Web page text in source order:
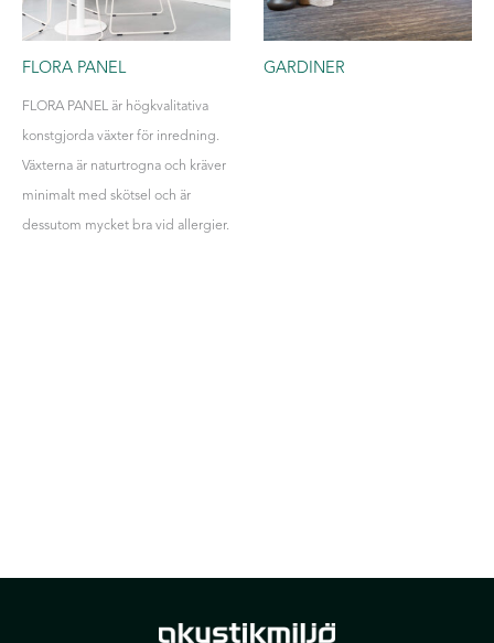
FLORA PANEL
FLORA PANEL är högkvalitativa
konstgjorda växter för inredning.
Växterna är naturtrogna och kräver
minimalt med skötsel och är
dessutom mycket bra vid allergier.
GARDINER